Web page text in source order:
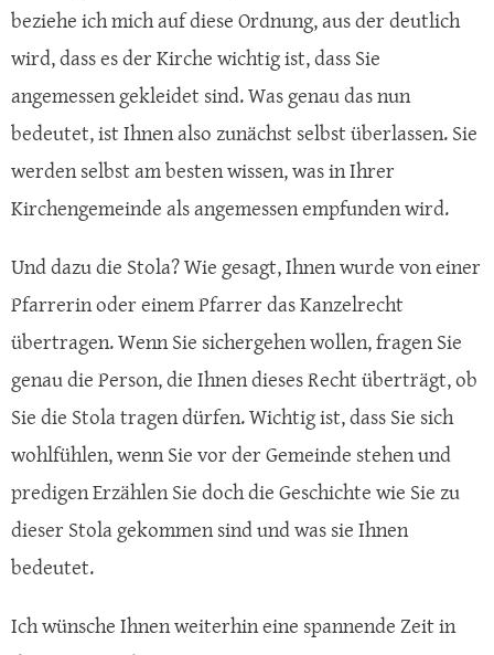
beziehe ich mich auf diese Ordnung, aus der deutlich
wird, dass es der Kirche wichtig ist, dass Sie
angemessen gekleidet sind. Was genau das nun
bedeutet, ist Ihnen also zunächst selbst überlassen. Sie
werden selbst am besten wissen, was in Ihrer
Kirchengemeinde als angemessen empfunden wird.
Und dazu die Stola? Wie gesagt, Ihnen wurde von einer
Pfarrerin oder einem Pfarrer das Kanzelrecht
übertragen. Wenn Sie sichergehen wollen, fragen Sie
genau die Person, die Ihnen dieses Recht überträgt, ob
Sie die Stola tragen dürfen. Wichtig ist, dass Sie sich
wohlfühlen, wenn Sie vor der Gemeinde stehen und
predigen Erzählen Sie doch die Geschichte wie Sie zu
dieser Stola gekommen sind und was sie Ihnen
bedeutet.
Ich wünsche Ihnen weiterhin eine spannende Zeit in